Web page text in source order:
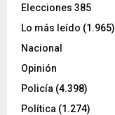
Elecciones 385
Lo más leído (1.965)
Nacional
Opinión
Policía (4.398)
Política (1.274)